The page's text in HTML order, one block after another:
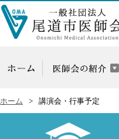
ホーム 講演会・行事予定